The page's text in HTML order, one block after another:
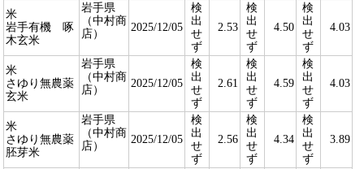
米
岩手有機 啄
木玄米
岩手県
（中村商
店）
2025/12/05
検
出
せ
ず
2.53
検
出
せ
ず
4.50
検
出
せ
ず
4.03
米
さゆり無農薬
玄米
岩手県
（中村商
店）
2025/12/05
検
出
せ
ず
2.61
検
出
せ
ず
4.59
検
出
せ
ず
4.03
米
さゆり無農薬
胚芽米
岩手県
（中村商
店）
2025/12/05
検
出
せ
ず
2.56
検
出
せ
ず
4.34
検
出
せ
ず
3.89